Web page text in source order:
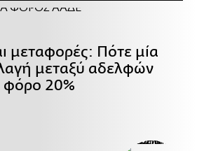
μεταφορές: Πότε μία
μεταξύ αδελφών
φόρο 20%